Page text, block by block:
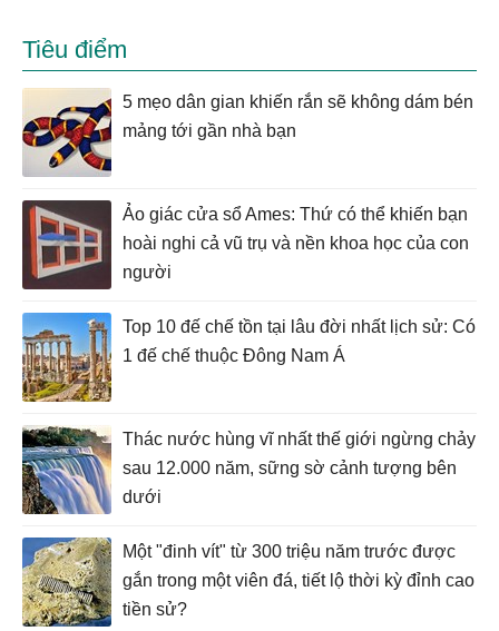
Tiêu điểm
5 mẹo dân gian khiến rắn sẽ không dám bén
mảng tới gần nhà bạn
Ảo giác cửa sổ Ames: Thứ có thể khiến bạn
hoài nghi cả vũ trụ và nền khoa học của con
người
Top 10 đế chế tồn tại lâu đời nhất lịch sử: Có
1 đế chế thuộc Đông Nam Á
Thác nước hùng vĩ nhất thế giới ngừng chảy
sau 12.000 năm, sững sờ cảnh tượng bên
dưới
Một "đinh vít" từ 300 triệu năm trước được
gắn trong một viên đá, tiết lộ thời kỳ đỉnh cao
tiền sử?